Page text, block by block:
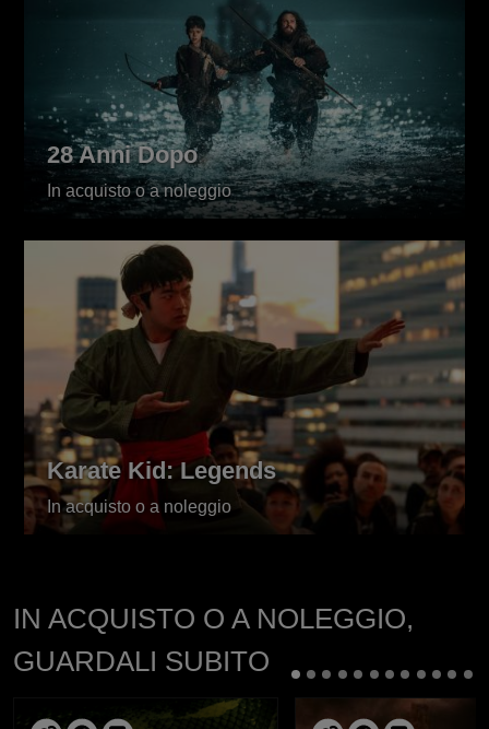
28 Anni Dopo
In acquisto o a noleggio
Karate Kid: Legends
In acquisto o a noleggio
IN ACQUISTO O A NOLEGGIO,
GUARDALI SUBITO